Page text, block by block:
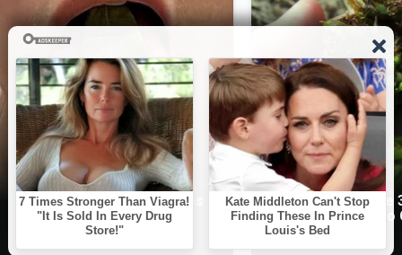
This Simple Trick Removes
All Parasites From Your
Stop Eating These
That Are Known to
Parasites